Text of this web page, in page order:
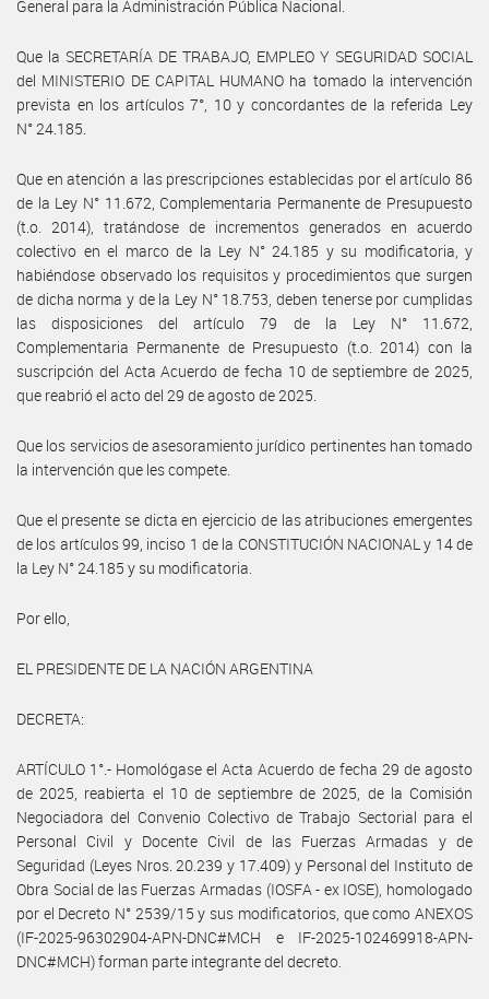
General para la Administración Pública Nacional.
Que la SECRETARÍA DE TRABAJO, EMPLEO Y SEGURIDAD SOCIAL
del MINISTERIO DE CAPITAL HUMANO ha tomado la intervención
prevista en los artículos 7°, 10 y concordantes de la referida Ley
N° 24.185.
Que en atención a las prescripciones establecidas por el artículo 86
de la Ley N° 11.672, Complementaria Permanente de Presupuesto
(t.o. 2014), tratándose de incrementos generados en acuerdo
colectivo en el marco de la Ley N° 24.185 y su modificatoria, y
habiéndose observado los requisitos y procedimientos que surgen
de dicha norma y de la Ley N° 18.753, deben tenerse por cumplidas
las disposiciones del artículo 79 de la Ley N° 11.672,
Complementaria Permanente de Presupuesto (t.o. 2014) con la
suscripción del Acta Acuerdo de fecha 10 de septiembre de 2025,
que reabrió el acto del 29 de agosto de 2025.
Que los servicios de asesoramiento jurídico pertinentes han tomado
la intervención que les compete.
Que el presente se dicta en ejercicio de las atribuciones emergentes
de los artículos 99, inciso 1 de la CONSTITUCIÓN NACIONAL y 14 de
la Ley N° 24.185 y su modificatoria.
Por ello,
EL PRESIDENTE DE LA NACIÓN ARGENTINA
DECRETA:
ARTÍCULO 1°.- Homológase el Acta Acuerdo de fecha 29 de agosto
de 2025, reabierta el 10 de septiembre de 2025, de la Comisión
Negociadora del Convenio Colectivo de Trabajo Sectorial para el
Personal Civil y Docente Civil de las Fuerzas Armadas y de
Seguridad (Leyes Nros. 20.239 y 17.409) y Personal del Instituto de
Obra Social de las Fuerzas Armadas (IOSFA - ex IOSE), homologado
por el Decreto N° 2539/15 y sus modificatorios, que como ANEXOS
(IF-2025-96302904-APN-DNC#MCH e IF-2025-102469918-APN-
DNC#MCH) forman parte integrante del decreto.